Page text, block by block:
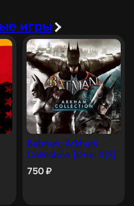
игры
Batman: Arkham
Collection [One, X|S]
750₽